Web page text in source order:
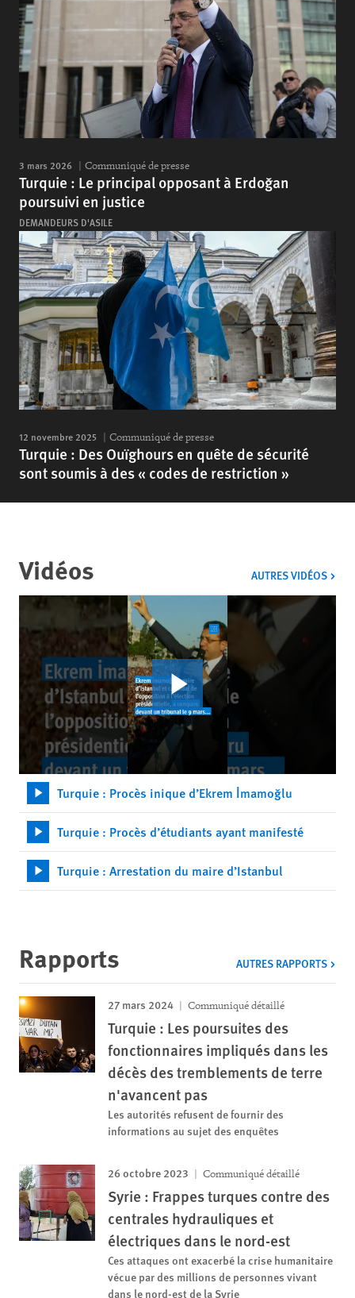
3 mars 2026 Communiqué de presse
Turquie : Le principal opposant à Erdoğan
poursuivi en justice
DEMANDEURS D'ASILE
12 novembre 2025 Communiqué de presse
Turquie : Des Ouïghours en quête de sécurité
sont soumis à des « codes de restriction »
Vidéos AUTRES VIDÉOS
Turquie : Procès inique d’Ekrem İmamoğlu
Turquie : Procès d’étudiants ayant manifesté
Turquie : Arrestation du maire d’Istanbul
Rapports AUTRES RAPPORTS
27 mars 2024 Communiqué détaillé
Turquie : Les poursuites des
fonctionnaires impliqués dans les
décès des tremblements de terre
n'avancent pas
Les autorités refusent de fournir des
informations au sujet des enquêtes
26 octobre 2023 Communiqué détaillé
Syrie : Frappes turques contre des
centrales hydrauliques et
électriques dans le nord-est
Ces attaques ont exacerbé la crise humanitaire
vécue par des millions de personnes vivant
dans le nord-est de la Syrie